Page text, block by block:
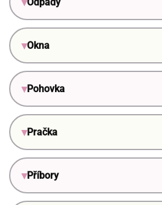
Okna
Pohovka
Pračka
Příbory